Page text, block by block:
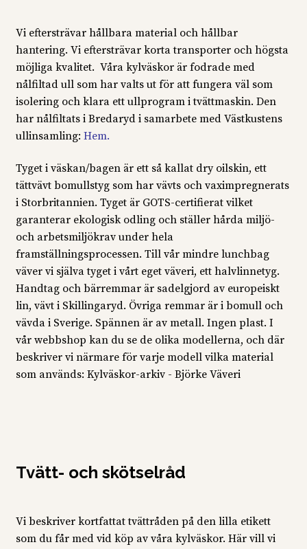
Vi eftersträvar hållbara material och hållbar
hantering. Vi eftersträvar korta transporter och högsta
möjliga kvalitet. Våra kylväskor är fodrade med
nålfiltad ull som har valts ut för att fungera väl som
isolering och klara ett ullprogram i tvättmaskin. Den
har nålfiltats i Bredaryd i samarbete med Västkustens
ullinsamling: Hem.
Tyget i väskan/bagen är ett så kallat dry oilskin, ett
tättvävt bomullstyg som har vävts och vaximpregnerats
i Storbritannien. Tyget är GOTS-certifierat vilket
garanterar ekologisk odling och ställer hårda miljö-
och arbetsmiljökrav under hela
framställningsprocessen. Till vår mindre lunchbag
väver vi själva tyget i vårt eget väveri, ett halvlinnetyg.
Handtag och bärremmar är sadelgjord av europeiskt
lin, vävt i Skillingaryd. Övriga remmar är i bomull och
vävda i Sverige. Spännen är av metall. Ingen plast. I
vår webbshop kan du se de olika modellerna, och där
beskriver vi närmare för varje modell vilka material
som används: Kylväskor-arkiv - Björke Väveri
Tvätt- och skötselråd
Vi beskriver kortfattat tvättråden på den lilla etikett
som du får med vid köp av våra kylväskor. Här vill vi